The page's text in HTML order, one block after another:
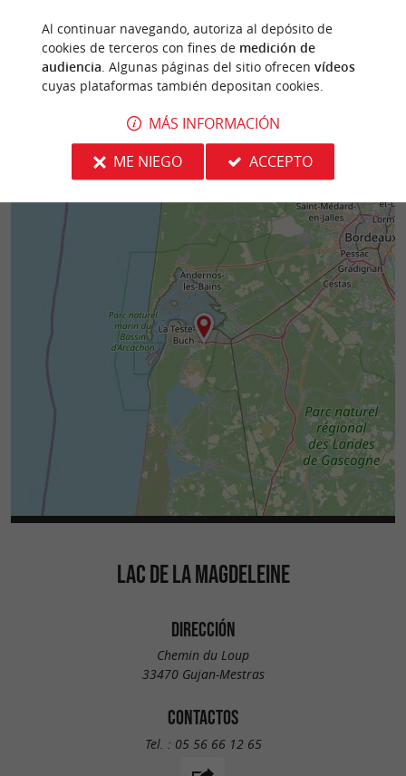
2,5 km - Arcachon
LAC DE LA MAGDELEINE
DIRECCIÓN
Chemin du Loup
33470 Gujan-Mestras
CONTACTOS
Tel. : 05 56 66 12 65
Al continuar navegando, autoriza al depósito de
cookies de terceros con fines de medición de
audiencia . Algunas páginas del sitio ofrecen vídeos
cuyas plataformas también depositan cookies.
MÁS INFORMACIÓN
ME NIEGO
ACCEPTO